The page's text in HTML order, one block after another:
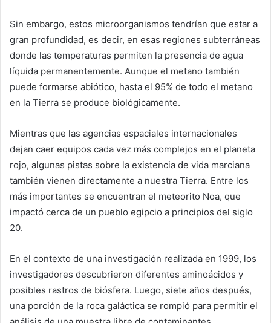
Sin embargo, estos microorganismos tendrían que estar a
gran profundidad, es decir, en esas regiones subterráneas
donde las temperaturas permiten la presencia de agua
líquida permanentemente. Aunque el metano también
puede formarse abiótico, hasta el 95% de todo el metano
en la Tierra se produce biológicamente.
Mientras que las agencias espaciales internacionales
dejan caer equipos cada vez más complejos en el planeta
rojo, algunas pistas sobre la existencia de vida marciana
también vienen directamente a nuestra Tierra. Entre los
más importantes se encuentran el meteorito Noa, que
impactó cerca de un pueblo egipcio a principios del siglo
20.
En el contexto de una investigación realizada en 1999, los
investigadores descubrieron diferentes aminoácidos y
posibles rastros de biósfera. Luego, siete años después,
una porción de la roca galáctica se rompió para permitir el